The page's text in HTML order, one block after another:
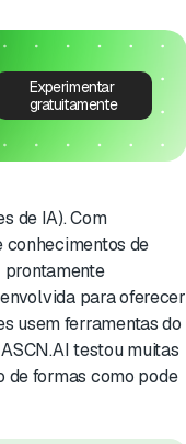
Experimentar
gratuitamente
de IA). Com
conhecimentos de
prontamente
para oferecer
usem ferramentas do
testou muitas
de formas como pode